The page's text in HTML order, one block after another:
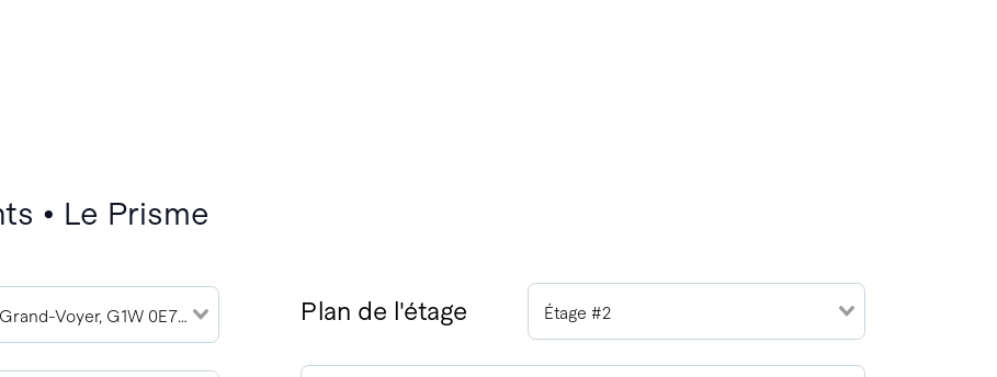
• Le Prisme
2989 Rue du Grand-Voyer, G1W 0E7 (2) Plan de l'étage Étage #2